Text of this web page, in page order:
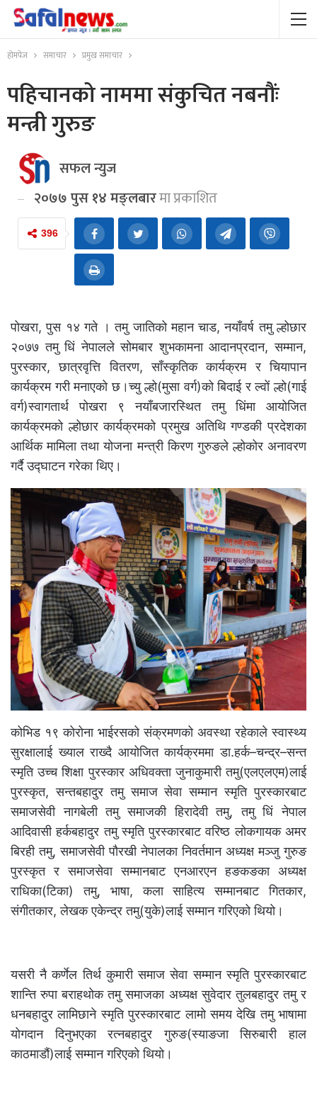
होमपेज समाचार प्रमुख समाचार
पहिचानको नाममा संकुचित नबनौंः
मन्त्री गुरुङ
सफल न्युज
२०७७ पुस १४ मङ्लबारमा प्रकाशित
396
पोखरा, पुस १४ गते । तमु जातिको महान चाड, नयाँवर्ष तमु ल्होछार
२०७७ तमु धिं नेपालले सोमबार शुभकामना आदानप्रदान, सम्मान,
पुरस्कार, छात्रवृत्ति वितरण, साँस्कृतिक कार्यक्रम र चियापान
कार्यक्रम गरी मनाएको छ।च्यु ल्हो(मुसा वर्ग)को बिदाई र ल्वों ल्हो(गाई
वर्ग)स्वागतार्थ पोखरा ९ नयाँबजारस्थित तमु धिंमा आयोजित
कार्यक्रमको ल्होछार कार्यक्रमको प्रमुख अतिथि गण्डकी प्रदेशका
आर्थिक मामिला तथा योजना मन्त्री किरण गुरुङले ल्होकोर अनावरण
गर्दै उद्घाटन गरेका थिए।
कोभिड १९ कोरोना भाईरसको संक्रमणको अवस्था रहेकाले स्वास्थ्य
सुरक्षालाई ख्याल राख्दै आयोजित कार्यक्रममा डा.हर्क–चन्द्र–सन्त
स्मृति उच्च शिक्षा पुरस्कार अधिवक्ता जुनाकुमारी तमु(एलएलएम)लाई
पुरस्कृत, सन्तबहादुर तमु समाज सेवा सम्मान स्मृति पुरस्कारबाट
समाजसेवी नागबेली तमु समाजकी हिरादेवी तमु, तमु धिं नेपाल
आदिवासी हर्कबहादुर तमु स्मृति पुरस्कारबाट वरिष्ठ लोकगायक अमर
बिरही तमु, समाजसेवी पौरखी नेपालका निवर्तमान अध्यक्ष मञ्जु गुरुङ
पुरस्कृत र समाजसेवा सम्मानबाट एनआरएन हङकङका अध्यक्ष
राधिका(टिका) तमु, भाषा, कला साहित्य सम्मानबाट गितकार,
संगीतकार, लेखक एकेन्द्र तमु(युके)लाई सम्मान गरिएको थियो।
यसरी नै कर्णेल तिर्थ कुमारी समाज सेवा सम्मान स्मृति पुरस्कारबाट
शान्ति रुपा बराहथोक तमु समाजका अध्यक्ष सुवेदार तुलबहादुर तमु र
धनबहादुर लामिछाने स्मृति पुरस्कारबाट लामो समय देखि तमु भाषामा
योगदान दिनुभएका रत्नबहादुर गुरुङ(स्याङजा सिरुबारी हाल
काठमाडौं)लाई सम्मान गरिएको थियो।